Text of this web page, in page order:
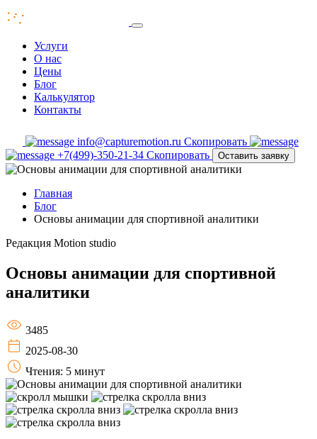
Услуги
О нас
Цены
Блог
Калькулятор
Контакты
info@capturemotion.ru Скопировать
+7(499)-350-21-34 Скопировать Оставить заявку
Главная
Блог
Основы анимации для спортивной аналитики
Редакция Motion studio
Основы анимации для спортивной
аналитики
3485
2025-08-30
Чтения: 5 минут